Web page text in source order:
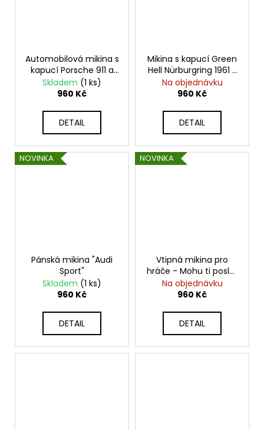
Automobilová mikina s
kapucí Porsche 911 a
Ferdinand Porsche
Skladem (1 ks)
960 Kč
DETAIL
Mikina s kapucí Green
Hell Nürburgring 1961 -
Jackie Stewart
Na objednávku
960 Kč
DETAIL
NOVINKA
Pánská mikina "Audi
Sport"
Skladem (1 ks)
960 Kč
DETAIL
NOVINKA
Vtipná mikina pro
hráče - Mohu ti poslat
žádost o přátelství?
Na objednávku
960 Kč
DETAIL